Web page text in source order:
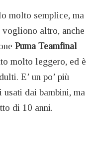
molto semplice, ma
vogliono altro, anche
Puma Teamfinal
molto leggero, ed è
E’ un po’ più
usati dai bambini, ma
di 10 anni.